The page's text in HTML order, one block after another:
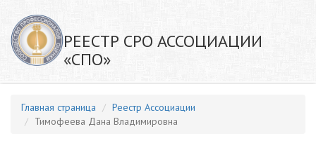
РЕЕСТР СРО АССОЦИАЦИИ
«СПО»
Главная страница
Реестр Ассоциации
Тимофеева Дана Владимировна